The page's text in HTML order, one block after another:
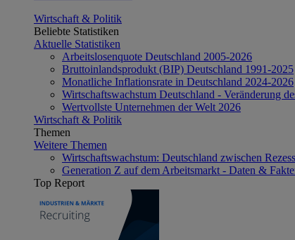
Wirtschaft & Politik
Beliebte Statistiken
Aktuelle Statistiken
Arbeitslosenquote Deutschland 2005-2026
Bruttoinlandsprodukt (BIP) Deutschland 1991-2025
Monatliche Inflationsrate in Deutschland 2024-2026
Wirtschaftswachstum Deutschland - Veränderung
Wertvollste Unternehmen der Welt 2026
Wirtschaft & Politik
Themen
Weitere Themen
Wirtschaftswachstum: Deutschland zwischen
Generation Z auf dem Arbeitsmarkt - Daten &
Top Report